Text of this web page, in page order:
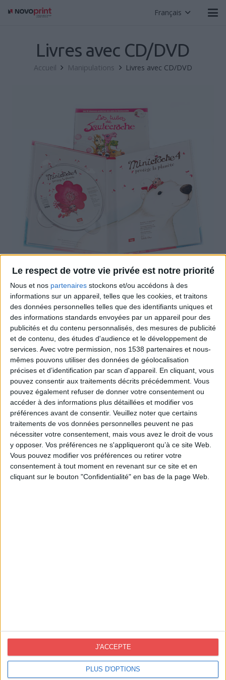
Le respect de votre vie privée est notre priorité
Nous et nos partenaires stockons et/ou accédons à des
informations sur un appareil, telles que les cookies, et traitons
des données personnelles telles que des identifiants uniques et
des informations standards envoyées par un appareil pour des
publicités et du contenu personnalisés, des mesures de publicité
et de contenu, des études d'audience et le développement de
services. Avec votre permission, nos 1538 partenaires et nous-
mêmes pouvons utiliser des données de géolocalisation
précises et d’identification par scan d'appareil. En cliquant, vous
pouvez consentir aux traitements décrits précédemment. Vous
pouvez également refuser de donner votre consentement ou
accéder à des informations plus détaillées et modifier vos
préférences avant de consentir. Veuillez noter que certains
traitements de vos données personnelles peuvent ne pas
nécessiter votre consentement, mais vous avez le droit de vous
y opposer. Vos préférences ne s'appliqueront qu’à ce site Web.
Vous pouvez modifier vos préférences ou retirer votre
consentement à tout moment en revenant sur ce site et en
cliquant sur le bouton "Confidentialité" en bas de la page Web.
PLUS D'OPTIONS
J'ACCEPTE
Français
Livres avec CD/DVD
Accueil Manipulations Livres avec CD/DVD
Nous offrons des solutions pour la pose de Cds,
traditionnelles ou sur mesure selon la demande.
Certifications
+93 653 53 00
Calle Energía, 53 (Polígono Industrial Can
Sellares), 08740 Sant Andreu de la Barca,